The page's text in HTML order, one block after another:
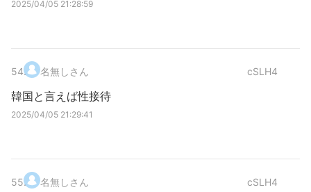
2025/04/05 21:28:59
54. 名無しさん cSLH4
韓国と言えば性接待
2025/04/05 21:29:41
55. 名無しさん cSLH4